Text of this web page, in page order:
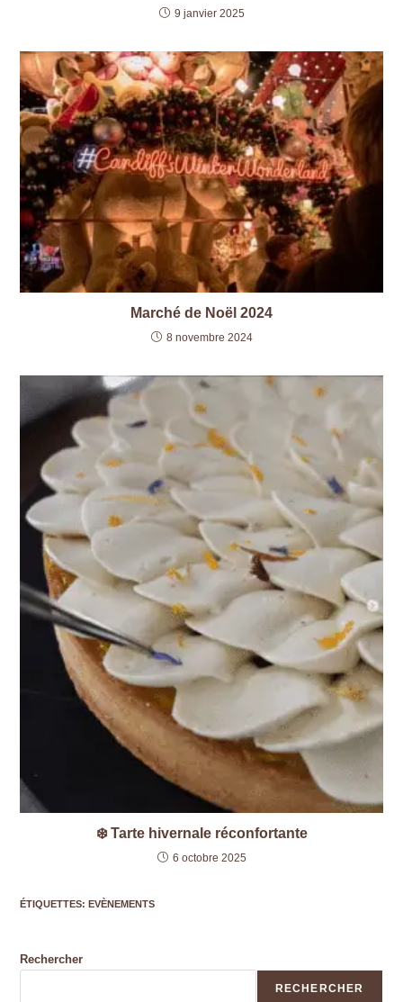
9 janvier 2025
Marché de Noël 2024
8 novembre 2024
❄️ Tarte hivernale réconfortante
6 octobre 2025
ÉTIQUETTES: EVÈNEMENTS
Rechercher
RECHERCHER